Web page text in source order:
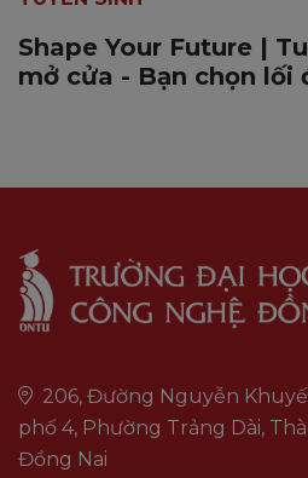
Shape Your Future |
mở cửa - Bạn chọn lối
206, Đường Nguyễn
phố 4, Phường Trảng Dài,
Đồng Nai